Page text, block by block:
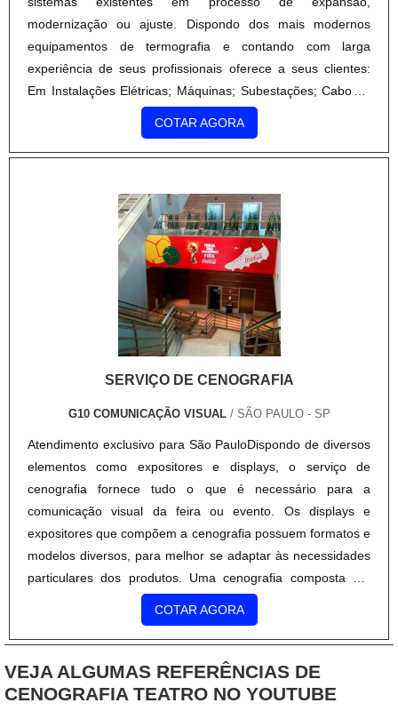
modernização ou ajuste. Dispondo dos mais modernos
equipamentos de termografia e contando com larga
experiência de seus profissionais oferece a seus clientes:
Em Instalações Elétricas; Máquinas; Subestações; Cabos e
Conexões; Painéis e Cubículos; Barramentos;
Transformadores.SAIBA MAIS DETALHES SOBRE O
PROCESSOO comissionamento é, na realidade, um.
COTAR AGORA
SERVIÇO DE CENOGRAFIA
G10 COMUNICAÇÃO VISUAL/ SÃO PAULO - SP
Atendimento exclusivo para São PauloDispondo de diversos
elementos como expositores e displays, o serviço de
cenografia fornece tudo o que é necessário para a
comunicação visual da feira ou evento. Os displays e
expositores que compõem a cenografia possuem formatos e
modelos diversos, para melhor se adaptar às necessidades
particulares dos produtos. Uma cenografia composta em
acrílico permite versatilidade nas maneiras possíveis de
exposição, em diversos modelos de prateleiras, apoiadores
e expo.
COTAR AGORA
VEJA ALGUMAS REFERÊNCIAS DE
CENOGRAFIA TEATRO NO YOUTUBE